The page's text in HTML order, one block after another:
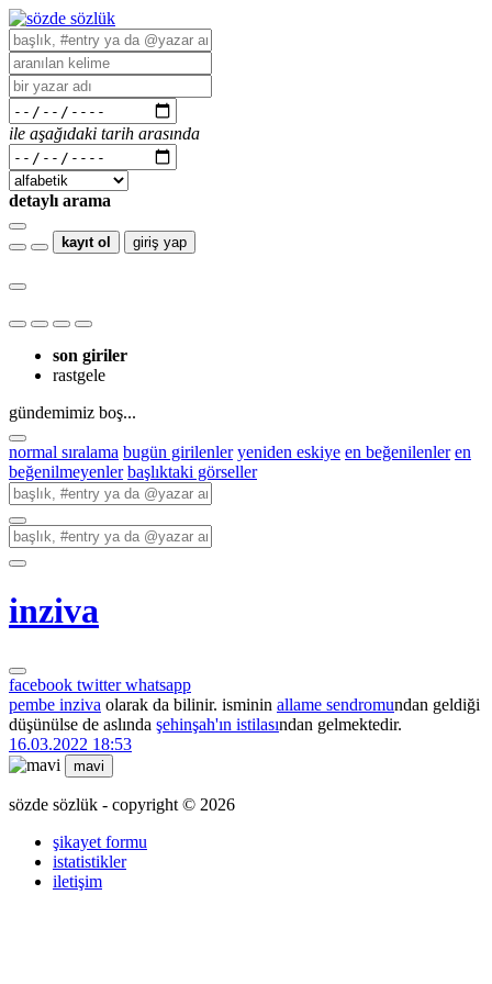
ile aşağıdaki tarih arasında
detaylı arama
kayıt ol giriş yap
son giriler
rastgele
gündemimiz boş...
normal sıralama bugün girilenler yeniden eskiye en beğenilenler en
beğenilmeyenler başlıktaki görseller
inziva
facebook twitterwhatsapp
pembe inziva olarak da bilinir. isminin allame sendromundan geldiği
düşünülse de aslında şehinşah'ın istilasından gelmektedir.
16.03.2022 18:53
mavi
sözde sözlük - copyright © 2026
şikayet formu
istatistikler
iletişim